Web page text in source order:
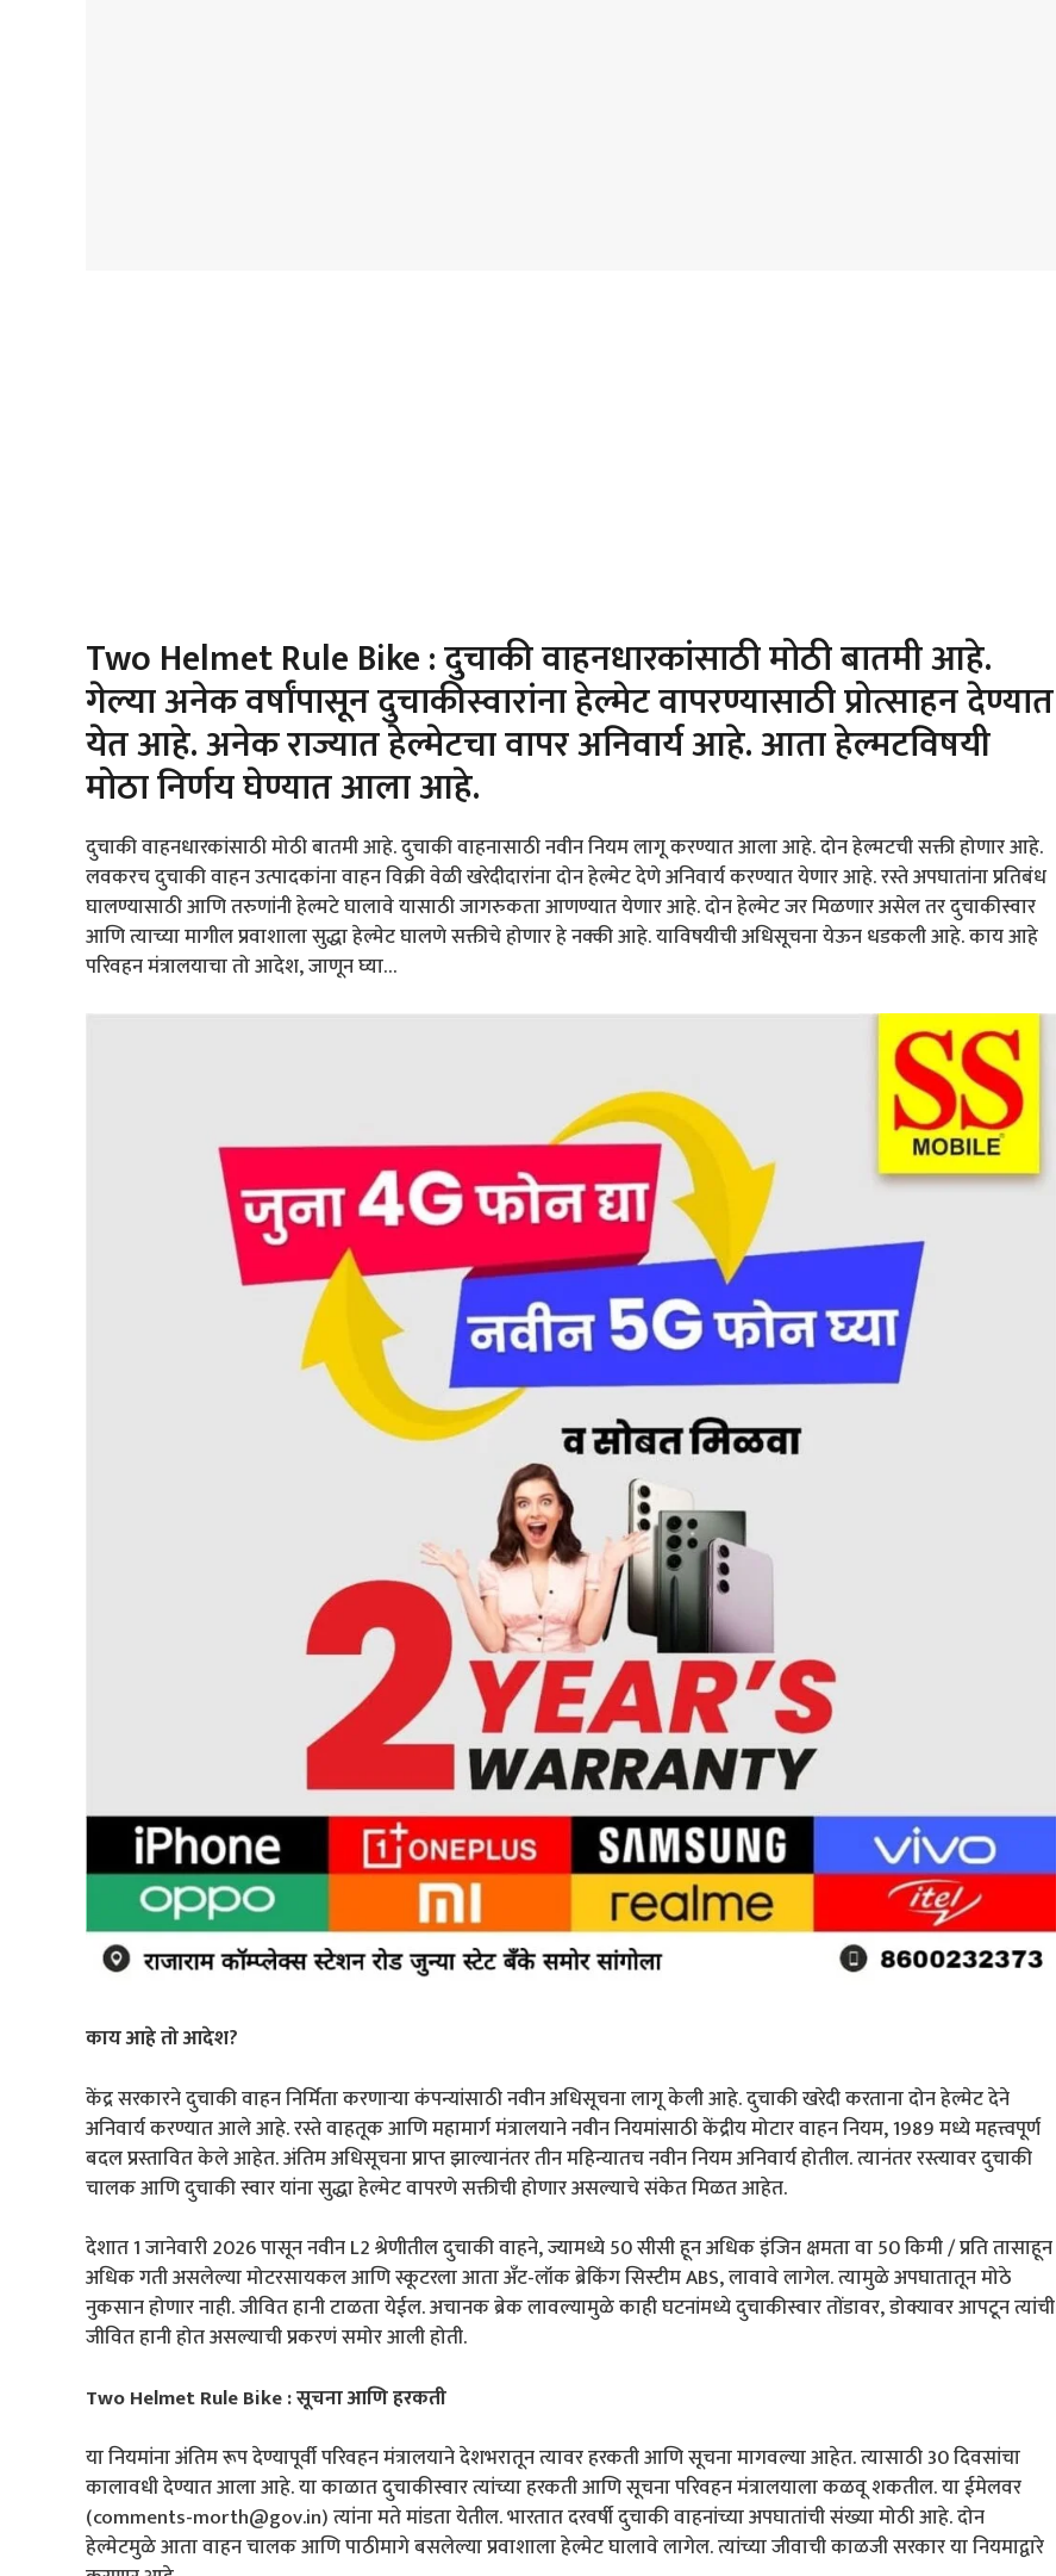
Two Helmet Rule Bike : दुचाकी वाहनधारकांसाठी मोठी बातमी आहे.
गेल्या अनेक वर्षांपासून दुचाकीस्वारांना हेल्मेट वापरण्यासाठी प्रोत्साहन देण्यात
येत आहे. अनेक राज्यात हेल्मेटचा वापर अनिवार्य आहे. आता हेल्मटविषयी
मोठा निर्णय घेण्यात आला आहे.
दुचाकी वाहनधारकांसाठी मोठी बातमी आहे. दुचाकी वाहनासाठी नवीन नियम लागू करण्यात आला आहे. दोन हेल्मटची सक्ती होणार आहे.
लवकरच दुचाकी वाहन उत्पादकांना वाहन विक्री वेळी खरेदीदारांना दोन हेल्मेट देणे अनिवार्य करण्यात येणार आहे. रस्ते अपघातांना प्रतिबंध
घालण्यासाठी आणि तरुणांनी हेल्मटे घालावे यासाठी जागरुकता आणण्यात येणार आहे. दोन हेल्मेट जर मिळणार असेल तर दुचाकीस्वार
आणि त्याच्या मागील प्रवाशाला सुद्धा हेल्मेट घालणे सक्तीचे होणार हे नक्की आहे. याविषयीची अधिसूचना येऊन धडकली आहे. काय आहे
परिवहन मंत्रालयाचा तो आदेश, जाणून घ्या…
काय आहे तो आदेश?
केंद्र सरकारने दुचाकी वाहन निर्मिता करणाऱ्या कंपन्यांसाठी नवीन अधिसूचना लागू केली आहे. दुचाकी खरेदी करताना दोन हेल्मेट देने
अनिवार्य करण्यात आले आहे. रस्ते वाहतूक आणि महामार्ग मंत्रालयाने नवीन नियमांसाठी केंद्रीय मोटार वाहन नियम, 1989 मध्ये महत्त्वपूर्ण
बदल प्रस्तावित केले आहेत. अंतिम अधिसूचना प्राप्त झाल्यानंतर तीन महिन्यातच नवीन नियम अनिवार्य होतील. त्यानंतर रस्त्यावर दुचाकी
चालक आणि दुचाकी स्वार यांना सुद्धा हेल्मेट वापरणे सक्तीची होणार असल्याचे संकेत मिळत आहेत.
देशात 1 जानेवारी 2026 पासून नवीन L2 श्रेणीतील दुचाकी वाहने, ज्यामध्ये 50 सीसी हून अधिक इंजिन क्षमता वा 50 किमी / प्रति तासाहून
अधिक गती असलेल्या मोटरसायकल आणि स्कूटरला आता अँट-लॉक ब्रेकिंग सिस्टीम ABS, लावावे लागेल. त्यामुळे अपघातातून मोठे
नुकसान होणार नाही. जीवित हानी टाळता येईल. अचानक ब्रेक लावल्यामुळे काही घटनांमध्ये दुचाकीस्वार तोंडावर, डोक्यावर आपटून त्यांची
जीवित हानी होत असल्याची प्रकरणं समोर आली होती.
Two Helmet Rule Bike : सूचना आणि हरकती
या नियमांना अंतिम रूप देण्यापूर्वी परिवहन मंत्रालयाने देशभरातून त्यावर हरकती आणि सूचना मागवल्या आहेत. त्यासाठी 30 दिवसांचा
कालावधी देण्यात आला आहे. या काळात दुचाकीस्वार त्यांच्या हरकती आणि सूचना परिवहन मंत्रालयाला कळवू शकतील. या ईमेलवर
(comments-morth@gov.in) त्यांना मते मांडता येतील. भारतात दरवर्षी दुचाकी वाहनांच्या अपघातांची संख्या मोठी आहे. दोन
हेल्मेटमुळे आता वाहन चालक आणि पाठीमागे बसलेल्या प्रवाशाला हेल्मेट घालावे लागेल. त्यांच्या जीवाची काळजी सरकार या नियमाद्वारे